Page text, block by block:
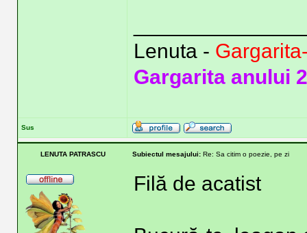
Lenuta -
Gargarita anului
Sus
LENUTA PATRASCU Subiectul mesajului: Re: Sa citim o poezie, pe zi
Filă de acatist